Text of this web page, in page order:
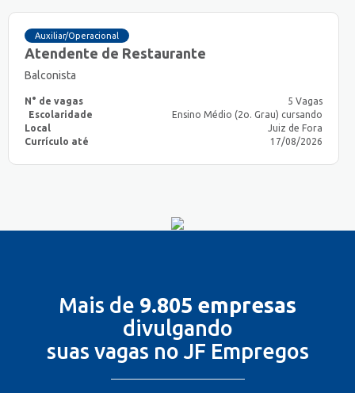
Auxiliar/Operacional
Atendente de Restaurante
Balconista
N° de vagas
5 Vagas
Escolaridade
Ensino Médio (2o. Grau) cursando
Local
Juiz de Fora
Currículo até
17/08/2026
Mais de 9.805 empresas
divulgando
suas vagas no JF Empregos